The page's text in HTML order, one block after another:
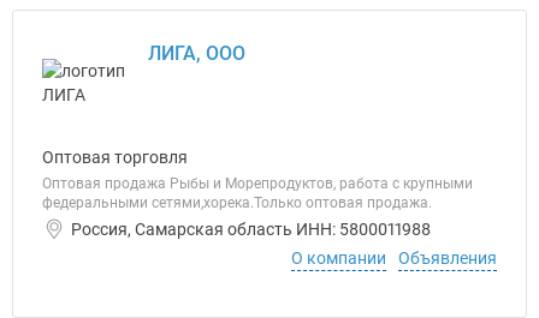
ЛИГА, ООО
Оптовая торговля
Оптовая продажа Рыбы и Морепродуктов, работа с крупными
федеральными сетями,хорека.Только оптовая продажа.
Россия, Самарская область ИНН: 5800011988
О компании
Объявления